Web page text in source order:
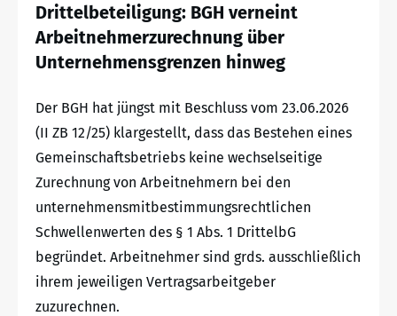
Drittelbeteiligung: BGH verneint
Arbeitnehmerzurechnung über
Unternehmensgrenzen hinweg
Der BGH hat jüngst mit Beschluss vom 23.06.2026
(II ZB 12/25) klargestellt, dass das Bestehen eines
Gemeinschaftsbetriebs keine wechselseitige
Zurechnung von Arbeitnehmern bei den
unternehmensmitbestimmungsrechtlichen
Schwellenwerten des § 1 Abs. 1 DrittelbG
begründet. Arbeitnehmer sind grds. ausschließlich
ihrem jeweiligen Vertragsarbeitgeber
zuzurechnen.